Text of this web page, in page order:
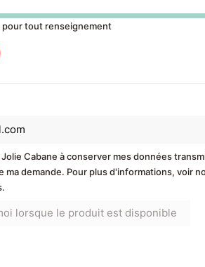
tout renseignement
Jolie Cabane à conserver mes données
ma demande. Pour plus d'informations, voir